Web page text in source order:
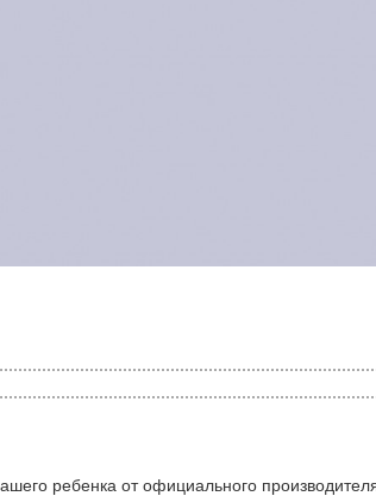
ребенка от официального